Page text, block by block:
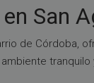
San
de Córdoba,